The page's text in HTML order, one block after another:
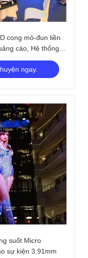
cong mô-đun liền
cáo, Hệ thống
ngay.
suốt Micro
sự kiện 3.91mm